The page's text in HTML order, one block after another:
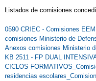
Listados de comisiones
0590 CRIEC - Comisiones
comisiones Ministerio de
Anexos comisiones Ministerio
KB 2511 - FP DUAL
CICLOS
residencias